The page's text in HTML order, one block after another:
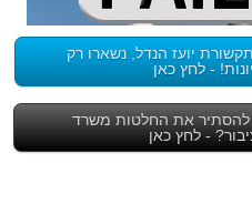
יועז הנדל, נשארו רק
- לחץ כאן
את החלטות משרד
- לחץ כאן